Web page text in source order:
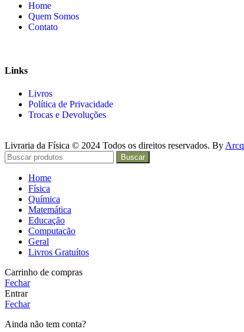
Home
Quem Somos
Contato
Links
Livros
Política de Privacidade
Trocas e Devoluções
Livraria da Física © 2024 Todos os direitos reservados. By Arcq
Buscar
Home
Física
Química
Matemática
Educação
Computação
Geral
Livros Gratuítos
Carrinho de compras
Fechar
Entrar
Fechar
Ainda não tem conta?